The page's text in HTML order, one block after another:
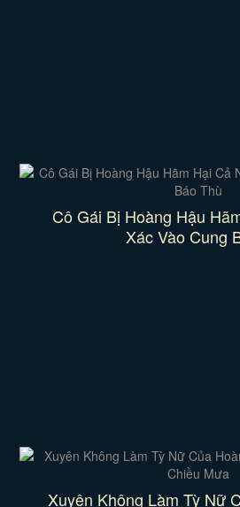
Cô Gái Bị Hoàng Hậu
Xác Vào Cung
Xuyên Không Làm Tỳ Nữ